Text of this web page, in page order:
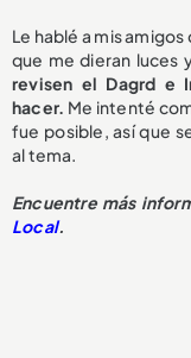
Le hablé a mis amigos
que me dieran luces
revisen el Dagrd e
hacer. Me intenté
fue posible, así que
al tema.
Encuentre más
Local.